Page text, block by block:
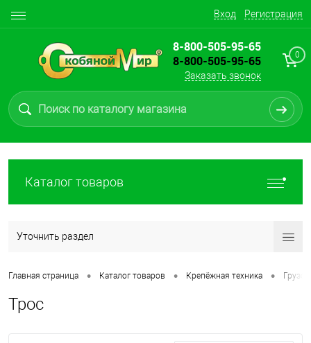
Вход Регистрация
8-800-505-95-65
8-800-505-95-65
Заказать звонок
0
Каталог товаров
Уточнить раздел
Главная страница • Каталог товаров • Крепёжная техника •
Трос